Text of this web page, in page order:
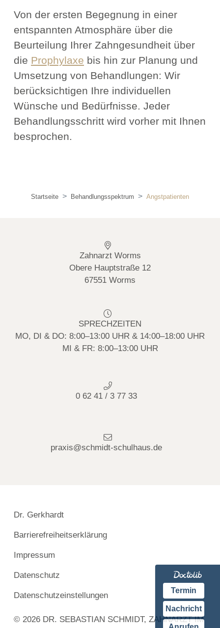
Von der ersten Begegnung in einer
entspannten Atmosphäre über die
Beurteilung Ihrer Zahngesundheit über
die Prophylaxe bis hin zur Planung und
Umsetzung von Behandlungen: Wir
berücksichtigen Ihre individuellen
Wünsche und Bedürfnisse. Jeder
Behandlungsschritt wird vorher mit Ihnen
besprochen.
Startseite Behandlungsspektrum Angstpatienten
Zahnarzt Worms
Obere Hauptstraße 12
67551 Worms
SPRECHZEITEN
MO, DI & DO: 8:00–13:00 UHR & 14:00–18:00 UHR
MI & FR: 8:00–13:00 UHR
0 62 41 / 3 77 33
praxis@schmidt-schulhaus.de
Termin
Nachricht
Dr. Gerkhardt
Barrierefreiheitserklärung
Impressum
Datenschutz
Datenschutzeinstellungen
© 2026 DR. SEBASTIAN SCHMIDT, ZAHNARZT IM